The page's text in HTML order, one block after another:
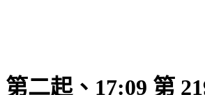
第二起、17:09 第